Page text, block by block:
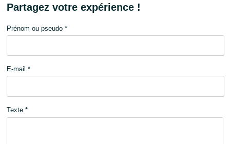
Partagez votre expérience !
Prénom ou pseudo *
E-mail *
Texte *